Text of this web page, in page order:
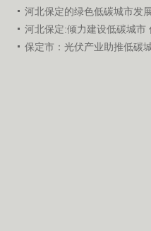
河北保定的绿色低碳城市发
河北保定:倾力建设低碳城市
保定市：光伏产业助推低碳